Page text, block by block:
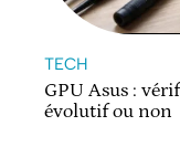
TECH
GPU Asus :
évolutif ou non